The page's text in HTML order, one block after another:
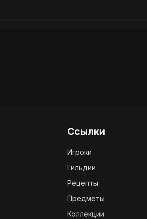
Ссылки
Игроки
Гильдии
Рецепты
Предметы
Коллекции